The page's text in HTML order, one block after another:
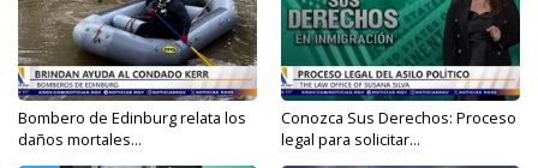
Bombero de Edinburg relata los
daños mortales...
Conozca Sus Derechos: Proceso
legal para solicitar...